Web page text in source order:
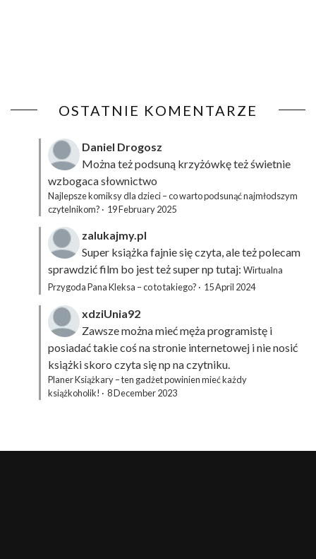
OSTATNIE KOMENTARZE
Daniel Drogosz
Można też podsuną krzyżówkęteż świetnie
wzbogaca słownictwo
Najlepsze komiksy dla dzieci – co warto podsunąć najmłodszym
czytelnikom? · 19 February 2025
zalukajmy.pl
Super książka fajnie się czyta, ale też polecam
sprawdzić film bo jest też super np tutaj: Wirtualna
Przygoda Pana Kleksa – co to takiego? · 15 April 2024
xdziUnia92
Zawsze można mieć męża programistę i
posiadać takie coś na stronie internetowej i nie nosić
książki skoro czyta się np na czytniku.
Planer Książkary – ten gadżet powinien mieć każdy
książkoholik! · 8 December 2023